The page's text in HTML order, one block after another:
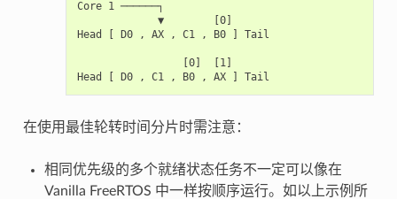
Core 1 ──────┐
             ▼        [0]
Head [ D0 , AX , C1 , B0 ] Tail
                 [0]  [1]
在使用最佳轮转时间分片时需注意：
相同优先级的多个就绪状态任务不一定可以像在
Vanilla FreeRTOS 中一样按顺序运行。如以上示例所